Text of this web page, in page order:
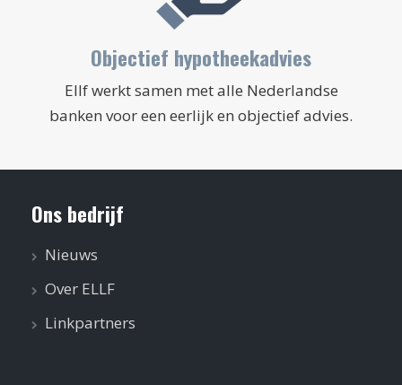
Objectief hypotheekadvies
Ellf werkt samen met alle Nederlandse
banken voor een eerlijk en objectief advies.
Ons bedrijf
Nieuws
Over ELLF
Linkpartners